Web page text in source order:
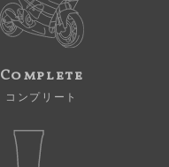
Complete
コンプリート